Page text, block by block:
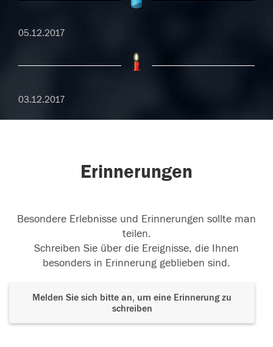
05.12.2017
03.12.2017
Erinnerungen
Besondere Erlebnisse und Erinnerungen sollte man
teilen.
Schreiben Sie über die Ereignisse, die Ihnen
besonders in Erinnerung geblieben sind.
Melden Sie sich bitte an, um eine Erinnerung zu
schreiben